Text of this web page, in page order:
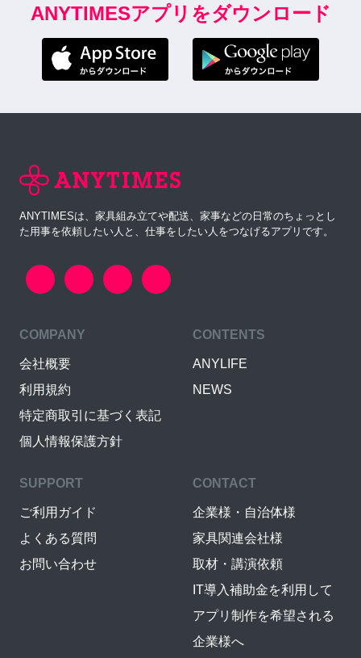
ANYTIMESアプリをダウンロード
ANYTIMESは、家具組み立てや配送、家事などの日常のちょっとし
た用事を依頼したい人と、仕事をしたい人をつなげるアプリです。
COMPANY
会社概要
利用規約
特定商取引に基づく表記
個人情報保護方針
CONTENTS
ANYLIFE
NEWS
SUPPORT
ご利用ガイド
よくある質問
お問い合わせ
CONTACT
企業様・自治体様
家具関連会社様
取材・講演依頼
IT導入補助金を利用して
アプリ制作を希望される
企業様へ